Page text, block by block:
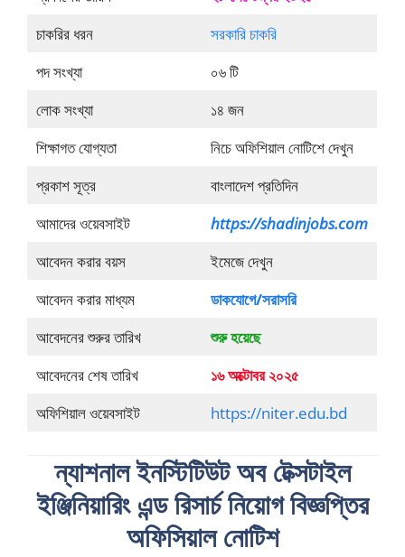
চাকরির ধরন
সরকারি চাকরি
পদ সংখ্যা
০৬ টি
লোক সংখ্যা
১৪ জন
শিক্ষাগত যোগ্যতা
নিচে অফিশিয়াল নোটিশে দেখুন
প্রকাশ সূত্র
বাংলাদেশ প্রতিদিন
আমাদের ওয়েবসাইট
https://shadinjobs.com
আবেদন করার বয়স
ইমেজে দেখুন
আবেদন করার মাধ্যম
ডাকযোগে/সরাসরি
আবেদনের শুরুর তারিখ
শুরু হয়েছে
আবেদনের শেষ তারিখ
১৬ অক্টোবর ২০২৫
অফিশিয়াল ওয়েবসাইট
https://niter.edu.bd
ন্যাশনাল ইনস্টিটিউট অব টেক্সটাইল
ইঞ্জিনিয়ারিং এন্ড রিসার্চ নিয়োগ বিজ্ঞপ্তির
অফিসিয়াল নোটিশ